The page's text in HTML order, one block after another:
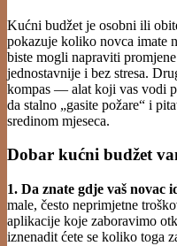
Kućni budžet je osobni ili
pokazuje koliko novca imate
biste mogli napraviti
jednostavnije i bez stresa.
kompas — alat koji vas vodi
da stalno „gasite požare“ i
sredinom mjeseca.
Dobar kućni budžet
1. Da znate gdje vaš novac
male, često neprimjetne
aplikacije koje zaboravimo
iznenadit ćete se koliko toga